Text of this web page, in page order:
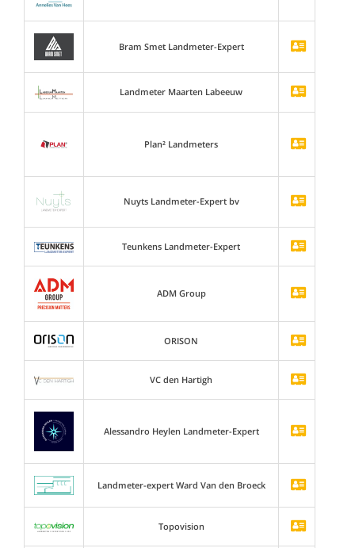
Bram Smet Landmeter-Expert
Landmeter Maarten Labeeuw
Plan² Landmeters
Nuyts Landmeter-Expert bv
Teunkens Landmeter-Expert
ADM Group
ORISON
VC den Hartigh
Alessandro Heylen Landmeter-Expert
Landmeter-expert Ward Van den Broeck
Topovision